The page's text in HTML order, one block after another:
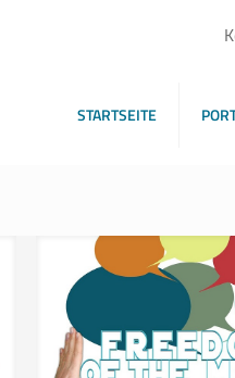
STARTSEITE